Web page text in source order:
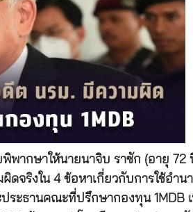
พิพากษาให้นายนาจิบ ราซัก (อายุ
ดจริงใน 4 ข้อหาเกี่ยวกับการใช้อำน
ระธานคณะที่ปรึกษากองทุน 1MDB